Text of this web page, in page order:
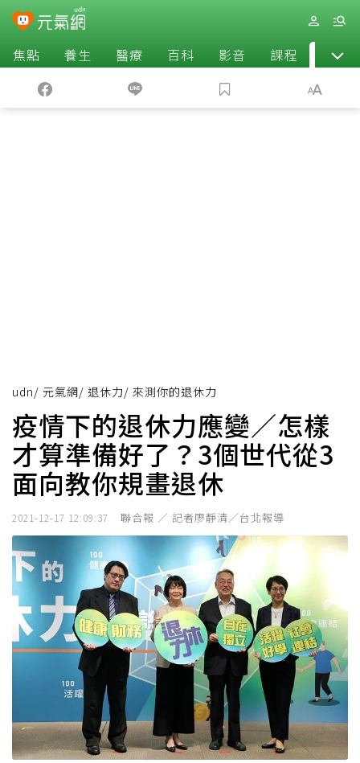
焦點 養生 醫療 百科 影音 課程 退休
udn/ 元氣網/ 退休力/ 來測你的退休力
疫情下的退休力應變／怎樣
才算準備好了？3個世代從3
面向教你規畫退休
2021-12-17 12:09:37 聯合報 ／ 記者廖靜清／台北報導